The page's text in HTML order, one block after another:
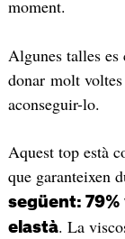
moment.
Algunes talles
donar molt
aconseguir-lo.
Aquest top està
que garanteixen
següent: 79%
elastà. La